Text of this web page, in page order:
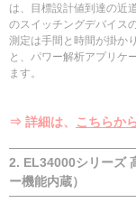
は、目標設計値到達の近
のスイッチングデバイス
測定は手間と時間が掛か
と、パワー解析アプリケ
ます。
⇒ 詳細は、 こちらか
2. EL34000シリーズ
ー機能内蔵）